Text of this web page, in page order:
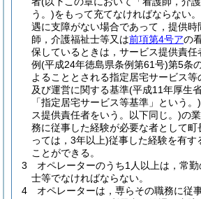
う。)をもって充てなければならない。
遇に支障がない場合であって，提供
師，介護福祉士等又は前項第4号アの
保しているときは，サービス提供責任
例(平成24年徳島県条例第61号)第5条
よることとされる指定居宅サービス
及び運営に関する基準(平成11年厚生
「指定居宅サービス等基準」という。)
ス提供責任者をいう。以下同じ。)の
務に従事した経験が必要な者として町
っては，3年以上)従事した経験を有す
ことができる。
3
オペレーターのうち1人以上は，常
士等でなければならない。
4
オペレーターは，専らその職務に従